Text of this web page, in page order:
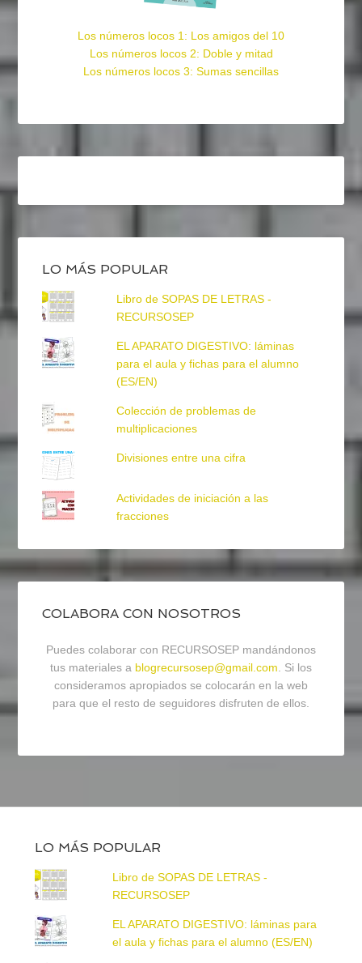
Los números locos 1: Los amigos del 10
Los números locos 2: Doble y mitad
Los números locos 3: Sumas sencillas
LO MÁS POPULAR
Libro de SOPAS DE LETRAS -
RECURSOSEP
EL APARATO DIGESTIVO: láminas
para el aula y fichas para el alumno
(ES/EN)
Colección de problemas de
multiplicaciones
Divisiones entre una cifra
Actividades de iniciación a las
fracciones
COLABORA CON NOSOTROS
Puedes colaborar con RECURSOSEP mandándonos
tus materiales a blogrecursosep@gmail.com. Si los
consideramos apropiados se colocarán en la web
para que el resto de seguidores disfruten de ellos.
LO MÁS POPULAR
Libro de SOPAS DE LETRAS -
RECURSOSEP
EL APARATO DIGESTIVO: láminas para
el aula y fichas para el alumno (ES/EN)